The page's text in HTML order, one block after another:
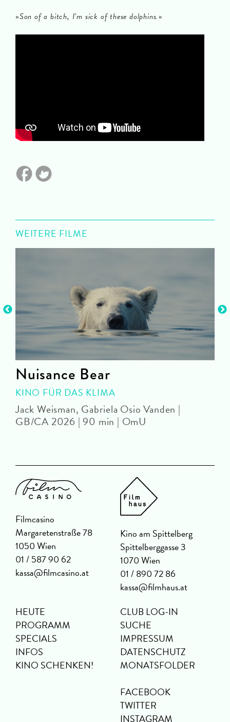
»Son of a bitch, I’m sick of these dolphins.«
WEITERE FILME
Nuisance Bear
KINO FÜR DAS KLIMA
Jack Weisman, Gabriela Osio Vanden |
GB/CA 2026 | 90 min | OmU
Filmcasino
Margaretenstraße 78
1050 Wien
01 / 587 90 62
kassa@filmcasino.at
Kino am Spittelberg
Spittelberggasse 3
1070 Wien
01 / 890 72 86
kassa@filmhaus.at
HEUTE
PROGRAMM
SPECIALS
INFOS
KINO SCHENKEN!
CLUB LOG-IN
SUCHE
IMPRESSUM
DATENSCHUTZ
MONATSFOLDER
FACEBOOK
TWITTER
INSTAGRAM